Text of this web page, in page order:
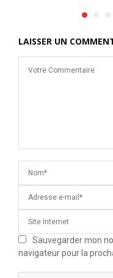
LAISSER UN
Sauvegarder mon
navigateur pour la